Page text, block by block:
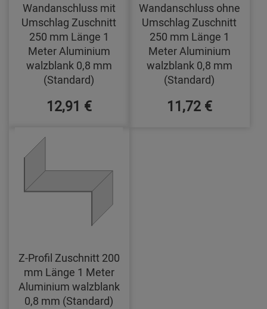
Wandanschluss mit
Umschlag Zuschnitt
250 mm Länge 1
Meter Aluminium
walzblank 0,8 mm
(Standard)
12,91 €
Wandanschluss ohne
Umschlag Zuschnitt
250 mm Länge 1
Meter Aluminium
walzblank 0,8 mm
(Standard)
11,72 €
Z-Profil Zuschnitt 200
mm Länge 1 Meter
Aluminium walzblank
0,8 mm (Standard)